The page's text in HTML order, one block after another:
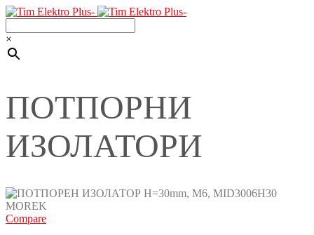
×
ПОТПОРНИ
ИЗОЛАТОРИ
Compare